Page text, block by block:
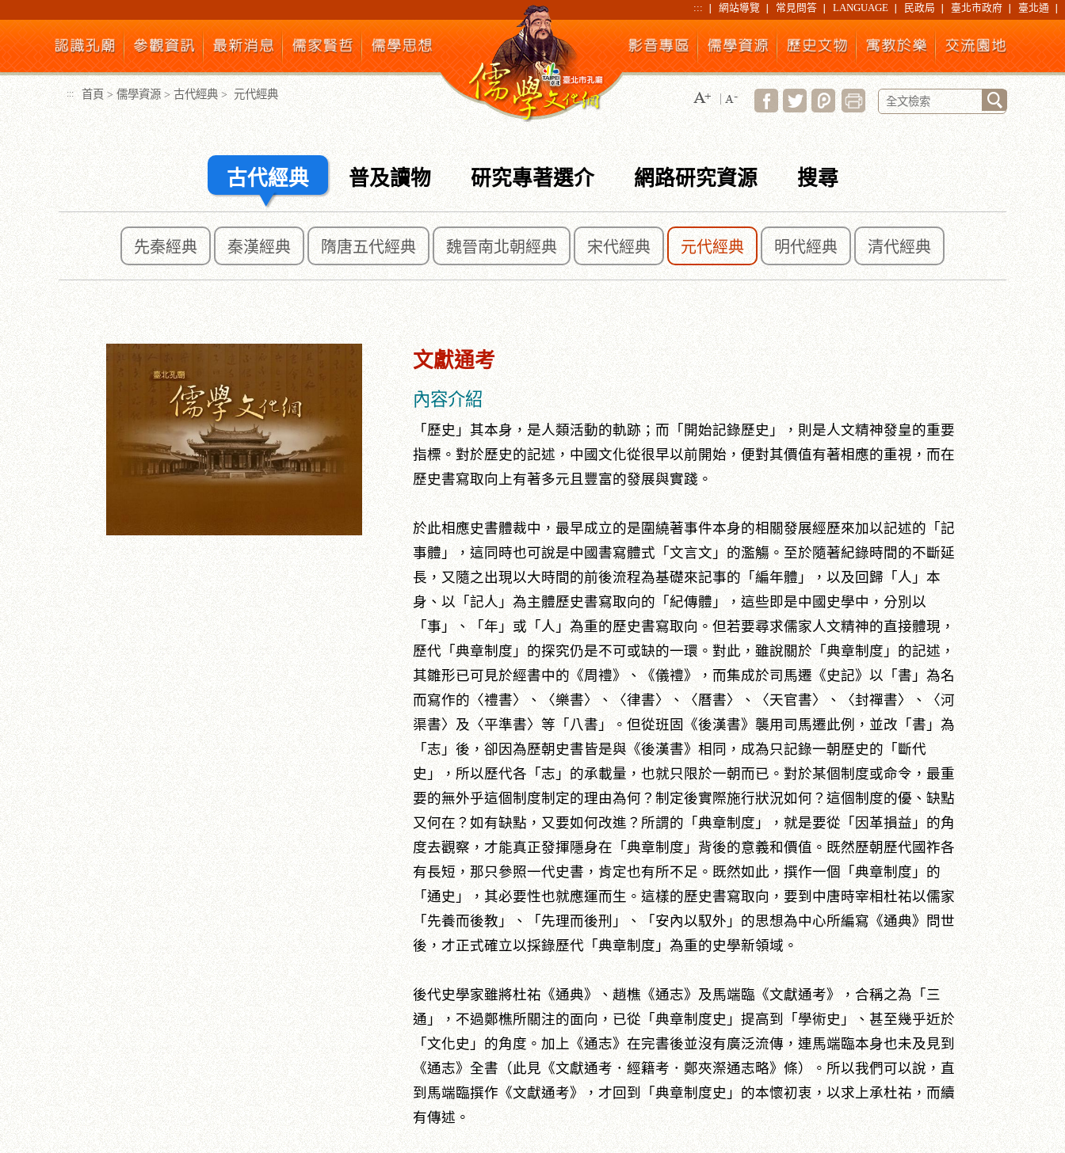
主
要
內
容
區
塊
::: 網站導覽 常見問答 LANGUAGE 民政局 臺北市政府 臺北通
::: 首頁 > 儒學資源 > 古代經典 > 元代經典
古代經典 普及讀物 研究專著選介 網路研究資源 搜尋
先秦經典 秦漢經典 隋唐五代經典 魏晉南北朝經典 宋代經典 元代經典 明代經典 清代經典
::: 文獻通考
內容介紹
「歷史」其本身，是人類活動的軌跡；而「開始記錄歷史」，則是人文精神發皇的重要
指標。對於歷史的記述，中國文化從很早以前開始，便對其價值有著相應的重視，而在
歷史書寫取向上有著多元且豐富的發展與實踐。
於此相應史書體裁中，最早成立的是圍繞著事件本身的相關發展經歷來加以記述的「記
事體」，這同時也可說是中國書寫體式「文言文」的濫觴。至於隨著紀錄時間的不斷延
長，又隨之出現以大時間的前後流程為基礎來記事的「編年體」，以及回歸「人」本
身、以「記人」為主體歷史書寫取向的「紀傳體」，這些即是中國史學中，分別以
「事」、「年」或「人」為重的歷史書寫取向。但若要尋求儒家人文精神的直接體現，
歷代「典章制度」的探究仍是不可或缺的一環。對此，雖說關於「典章制度」的記述，
其雛形已可見於經書中的《周禮》、《儀禮》，而集成於司馬遷《史記》以「書」為名
而寫作的〈禮書〉、〈樂書〉、〈律書〉、〈曆書〉、〈天官書〉、〈封禪書〉、〈河
渠書〉及〈平準書〉等「八書」。但從班固《後漢書》襲用司馬遷此例，並改「書」為
「志」後，卻因為歷朝史書皆是與《後漢書》相同，成為只記錄一朝歷史的「斷代
史」，所以歷代各「志」的承載量，也就只限於一朝而已。對於某個制度或命令，最重
要的無外乎這個制度制定的理由為何？制定後實際施行狀況如何？這個制度的優、缺點
又何在？如有缺點，又要如何改進？所謂的「典章制度」，就是要從「因革損益」的角
度去觀察，才能真正發揮隱身在「典章制度」背後的意義和價值。既然歷朝歷代國祚各
有長短，那只參照一代史書，肯定也有所不足。既然如此，撰作一個「典章制度」的
「通史」，其必要性也就應運而生。這樣的歷史書寫取向，要到中唐時宰相杜祐以儒家
「先養而後教」、「先理而後刑」、「安內以馭外」的思想為中心所編寫《通典》問世
後，才正式確立以採錄歷代「典章制度」為重的史學新領域。
後代史學家雖將杜祐《通典》、趙樵《通志》及馬端臨《文獻通考》，合稱之為「三
通」，不過鄭樵所關注的面向，已從「典章制度史」提高到「學術史」、甚至幾乎近於
「文化史」的角度。加上《通志》在完書後並沒有廣泛流傳，連馬端臨本身也未及見到
《通志》全書（此見《文獻通考．經籍考．鄭夾漈通志略》條）。所以我們可以說，直
到馬端臨撰作《文獻通考》，才回到「典章制度史」的本懷初衷，以求上承杜祐，而續
有傳述。